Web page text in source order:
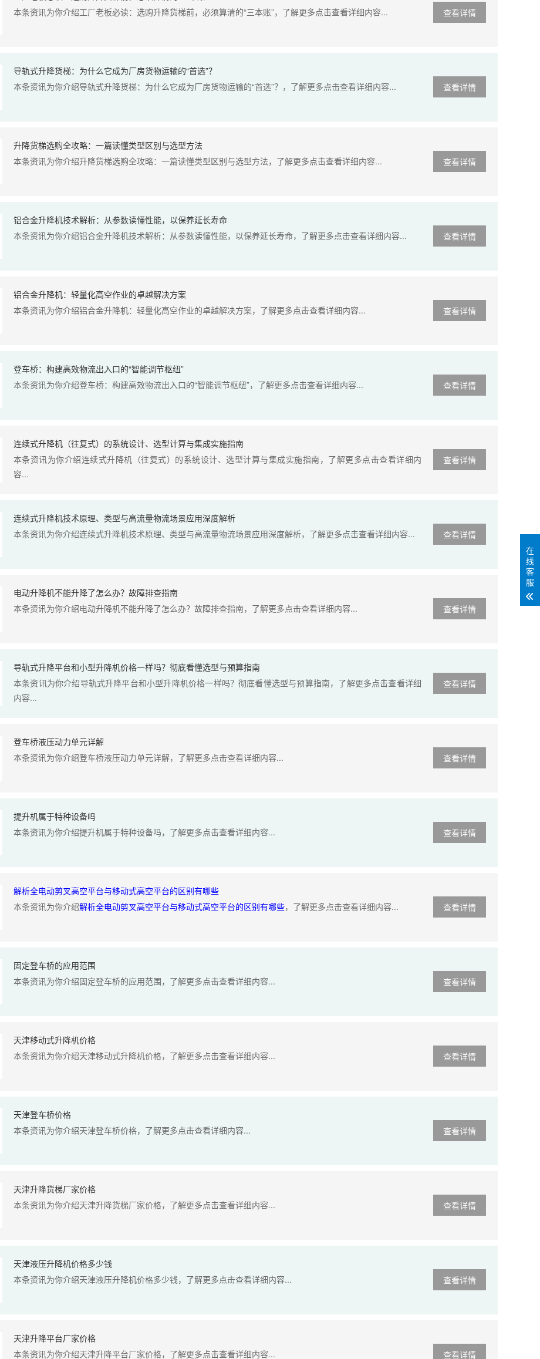
查看详情
本条资讯为你介绍工厂老板必读：选购升降货梯前，必须算清的“三本账”，了解更多点击查看详细内容...
查看详情
导轨式升降货梯：为什么它成为厂房货物运输的“首选”？
本条资讯为你介绍导轨式升降货梯：为什么它成为厂房货物运输的“首选”？，了解更多点击查看详细内容...
查看详情
升降货梯选购全攻略：一篇读懂类型区别与选型方法
本条资讯为你介绍升降货梯选购全攻略：一篇读懂类型区别与选型方法，了解更多点击查看详细内容...
查看详情
铝合金升降机技术解析：从参数读懂性能，以保养延长寿命
本条资讯为你介绍铝合金升降机技术解析：从参数读懂性能，以保养延长寿命，了解更多点击查看详细内容...
查看详情
铝合金升降机：轻量化高空作业的卓越解决方案
本条资讯为你介绍铝合金升降机：轻量化高空作业的卓越解决方案，了解更多点击查看详细内容...
查看详情
登车桥：构建高效物流出入口的“智能调节枢纽”
本条资讯为你介绍登车桥：构建高效物流出入口的“智能调节枢纽”，了解更多点击查看详细内容...
查看详情
连续式升降机（往复式）的系统设计、选型计算与集成实施指南
本条资讯为你介绍连续式升降机（往复式）的系统设计、选型计算与集成实施指南，了解更多点击查看详细内
容...
查看详情
连续式升降机技术原理、类型与高流量物流场景应用深度解析
本条资讯为你介绍连续式升降机技术原理、类型与高流量物流场景应用深度解析，了解更多点击查看详细内容...
查看详情
电动升降机不能升降了怎么办？故障排查指南
本条资讯为你介绍电动升降机不能升降了怎么办？故障排查指南，了解更多点击查看详细内容...
查看详情
导轨式升降平台和小型升降机价格一样吗？彻底看懂选型与预算指南
本条资讯为你介绍导轨式升降平台和小型升降机价格一样吗？彻底看懂选型与预算指南，了解更多点击查看详细
内容...
查看详情
登车桥液压动力单元详解
本条资讯为你介绍登车桥液压动力单元详解，了解更多点击查看详细内容...
查看详情
提升机属于特种设备吗
本条资讯为你介绍提升机属于特种设备吗，了解更多点击查看详细内容...
查看详情
解析全电动剪叉高空平台与移动式高空平台的区别有哪些
本条资讯为你介绍解析全电动剪叉高空平台与移动式高空平台的区别有哪些，了解更多点击查看详细内容...
查看详情
固定登车桥的应用范围
本条资讯为你介绍固定登车桥的应用范围，了解更多点击查看详细内容...
查看详情
天津移动式升降机价格
本条资讯为你介绍天津移动式升降机价格，了解更多点击查看详细内容...
查看详情
天津登车桥价格
本条资讯为你介绍天津登车桥价格，了解更多点击查看详细内容...
查看详情
天津升降货梯厂家价格
本条资讯为你介绍天津升降货梯厂家价格，了解更多点击查看详细内容...
查看详情
天津液压升降机价格多少钱
本条资讯为你介绍天津液压升降机价格多少钱，了解更多点击查看详细内容...
查看详情
天津升降平台厂家价格
本条资讯为你介绍天津升降平台厂家价格，了解更多点击查看详细内容...
在
线
客
服